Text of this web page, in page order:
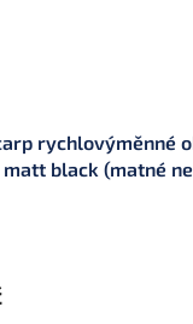
rychlovýměnné
matt black (matné